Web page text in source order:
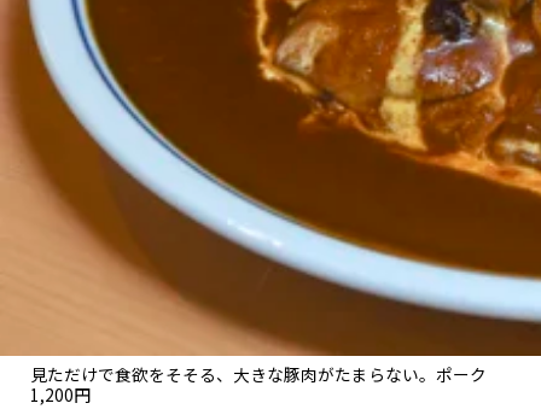
関西で開催。
おすすめの展覧会
おすすめの映画
誠光社で選びました。
おすすめの本
紹介します。
おすすめのイベント
見ただけで食欲をそそる、大きな豚肉がたまらない。ポーク
1,200円